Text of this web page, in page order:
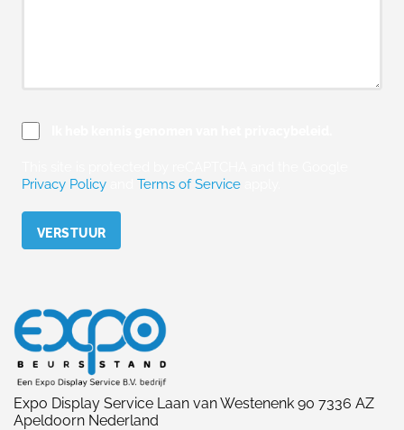
Privacy Policy
Terms of Service
Expo Display Service Laan van Westenenk 90 7336 AZ
Apeldoorn Nederland